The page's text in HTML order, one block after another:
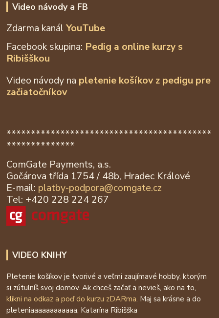
Video návody a FB
Zdarma kanálYouTube
Facebook skupina: Pedig a online kurzy s
Ribišškou
Video návody na pletenie košíkov z pedigu pre
začiatočníkov
******************************************
**************
ComGate Payments, a.s.
Gočárova třída 1754 / 48b, Hradec Králové
E-mail: platby-podpora@comgate.cz
Tel: +420 228 224 267
VIDEO KNIHY
Pletenie košíkov je tvorivé a veľmi zaujímavé hobby, ktorým
si zútulníš svoj domov. Ak chceš začať a nevieš, ako na to,
klikni na odkaz a poď do kurzu zDARma. Maj sa krásne a do
pleteniaaaaaaaaaaaa, Katarína Ribišška